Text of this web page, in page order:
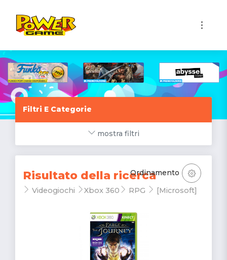
Filtri E Categorie
mostra filtri
Risultato della ricerca
Videogiochi Xbox 360 RPG [Microsoft]
Ordinamento